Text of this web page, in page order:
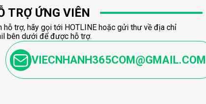
TRỢ ỨNG VIÊN
trợ, hãy gọi tới HOTLINE hoặc gửi thư về địa chỉ
bên dưới để được hỗ trợ.
VIECNHANH365COM@GMAIL.COM